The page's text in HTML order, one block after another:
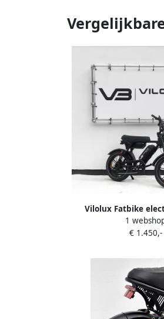
Vilolux Fatbike
Dubbele accu
Legaal Rijklaar Niet
vergrendeling 2
Hydraulische rem
1
€ 1.450,-